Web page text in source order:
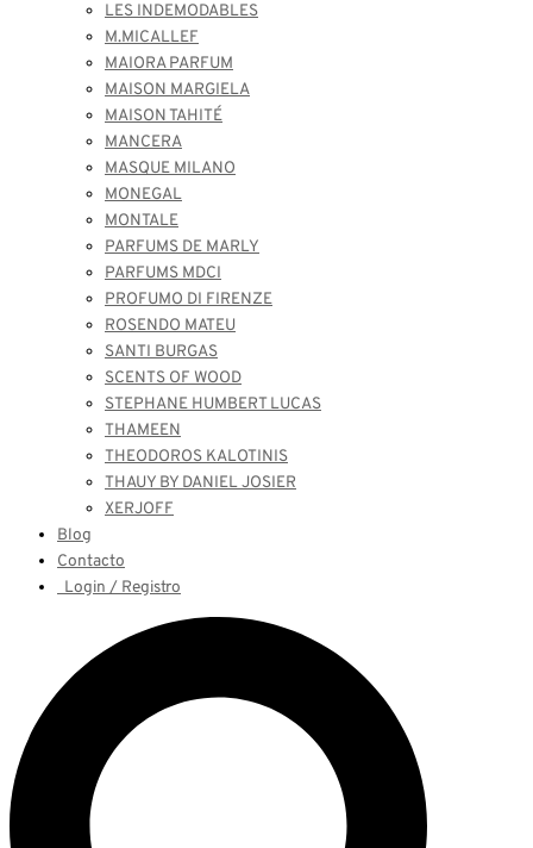
LES INDEMODABLES
M.MICALLEF
MAIORA PARFUM
MAISON MARGIELA
MAISON TAHITÉ
MANCERA
MASQUE MILANO
MONEGAL
MONTALE
PARFUMS DE MARLY
PARFUMS MDCI
PROFUMO DI FIRENZE
ROSENDO MATEU
SANTI BURGAS
SCENTS OF WOOD
STEPHANE HUMBERT LUCAS
THAMEEN
THEODOROS KALOTINIS
THAUY BY DANIEL JOSIER
XERJOFF
Blog
Contacto
Login / Registro